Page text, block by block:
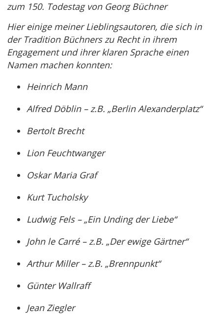
zum 150. Todestag von Georg Büchner
Hier einige meiner Lieblingsautoren, die sich in
der Tradition Büchners zu Recht in ihrem
Engagement und ihrer klaren Sprache einen
Namen machen konnten:
Heinrich Mann
Alfred Döblin – z.B. „Berlin Alexanderplatz“
Bertolt Brecht
Lion Feuchtwanger
Oskar Maria Graf
Kurt Tucholsky
Ludwig Fels – „Ein Unding der Liebe“
John le Carré – z.B. „Der ewige Gärtner“
Arthur Miller – z.B. „Brennpunkt“
Günter Wallraff
Jean Ziegler